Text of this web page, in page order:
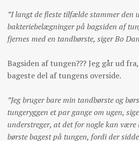
”I langt de fleste tilfælde stammer den
bakteriebelægninger på bagsiden af
fjernes med en tandbørste, siger Bo
Bagsiden af tungen??? Jeg går ud
bageste del af tungens overside.
”Jeg bruger bare min tandbørste og
tungeryggen et par gange om ugen,
understreger, at det for nogle kan
børste bagest på tungen, fordi der